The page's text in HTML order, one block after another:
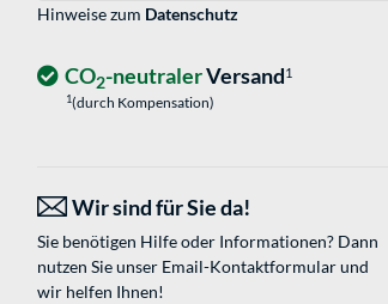
Hinweise zum Datenschutz
CO2-neutralerVersand1
1(durch Kompensation)
Wir sind für Sie da!
Sie benötigen Hilfe oder Informationen? Dann
nutzen Sie unser Email-Kontaktformularund
wir helfen Ihnen!